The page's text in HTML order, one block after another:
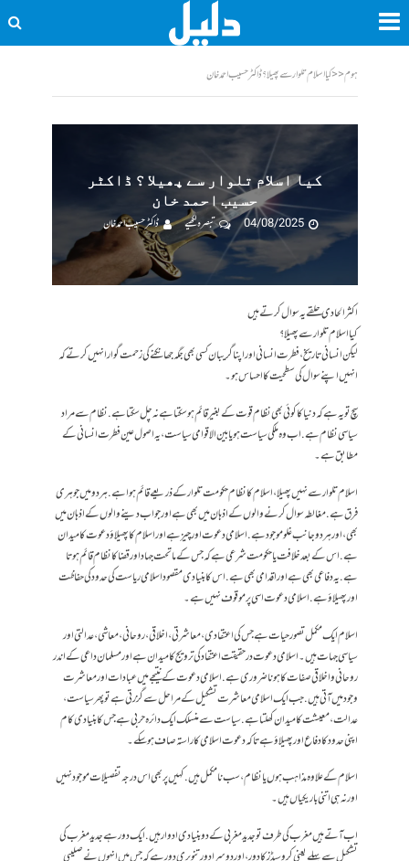
ہوم<<کیا اسلام تلوار سے پھیلا ؟ ڈاکٹر حسیب احمد خان
کیا اسلام تلوار سے پھیلا ؟ ڈاکٹر
حسیب احمد خان
04/08/2025
تبصرہ لکھیے ڈاکٹر حسیب احمد خان
اکثر الحادی حلقے یہ سوال کرتے ہیں
کیا اسلام تلوار سے پھیلا ؟
لیکن انسانی تاریخ ، فطرت انسانی اور اپنا گریبان کسی بھی جگہ جھانکنے کی زحمت گوارا نہیں کرتے کہ
انہیں اپنے سوال کی سطحیت کا احساس ہو۔
سچ تو یہ ہے کہ دنیا کا کوئی بھی نظام قوت کے بغیر قائم ہو سکتا ہے نہ چل سکتا ہے. نظام سے مراد
سیاسی نظام ہے. اب وہ ملکی سیاست ہو یا بین الاقوامی سیاست ، یہ اصول عین فطرت انسانی کے
مطابق ہے۔
اسلام تلوار سے نہیں پھیلا، اسلام کا نظام حکومت تلوار کے ذریعے قائم ہوا ہے. ہردو میں جوہری
فرق ہے. مغالطہ سوال کرنے والوں کے اذہان میں بھی ہے اور جواب دینے والوں کے اذہان میں
بھی، اور ہر دو جانب غلو موجود ہے. اسلامی دعوت اور چیز ہے اور اسلام کا پھیلاؤ دعوت کا میدان
ہے. اس کے بعد خلافت یا حکومت شرعی ہے کہ جس کے ماتحت جہاد اور قضا کا نظام قائم ہوتا
ہے. یہ دفاعی بھی ہے اور اقدامی بھی ہے. اس کا بنیادی مقصود اسلامی ریاست کی حدود کی حفاظت
اور پھیلاؤ ہے. اسلامی دعوت اسی پر موقوف نہیں ہے۔
اسلام ایک مکمل تصور حیات ہے جس کی اعتقادی ، معاشرتی ، اخلاقی ، روحانی ، معاشی ، عدالتی اور
سیاسی جہات ہیں۔ اسلامی دعوت درحقیقت اعتقاد کی ترویج کا میدان ہے اور مسلمان داعی کے اندر
روحانی و اخلاقی صفات کا ہونا ضروری ہے. اسلامی دعوت کے نتیجے میں عبادات اور معاشرت
وجود میں آتی ہیں. جب ایک اسلامی معاشرت تشکیل کے مراحل سے گزرتی ہے تو پھر سیاست ،
عدالت ، معیشت کا میدان کھلتا ہے. سیاست سے منسلک ایک دائرہ حربی ہے جس کا بنیادی کام
اپنی حدود کا دفاع اور پھیلاؤ ہے تاکہ دعوت اسلامی کا راستہ صاف ہو سکے۔
اسلام کے علاوہ مذاہب ہوں یا نظام، سب نامکمل ہیں. کہیں پر بھی اس درجہ تفصیلات موجود نہیں
اور نہ ہی اتنی باریکیاں ہیں۔
اب آتے ہیں مغرب کی طرف تو جدید مغربی کے دو بنیادی ادوار ہیں. ایک دور ہے جدید مغرب کی